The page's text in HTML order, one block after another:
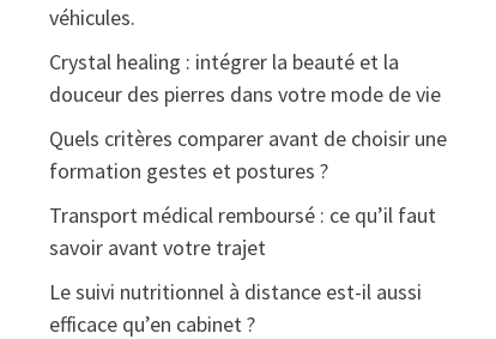
véhicules.
Crystal healing : intégrer la beauté et la
douceur des pierres dans votre mode de vie
Quels critères comparer avant de choisir une
formation gestes et postures ?
Transport médical remboursé : ce qu’il faut
savoir avant votre trajet
Le suivi nutritionnel à distance est-il aussi
efficace qu’en cabinet ?